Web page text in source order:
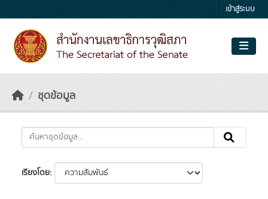
เข้าสู่ระบบ
ชุดข้อมูล
เรียงโดย